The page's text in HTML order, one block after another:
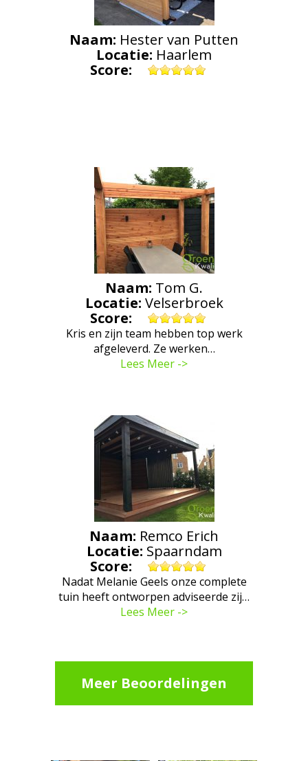
Naam: Hester van Putten
Locatie: Haarlem
Score:
Naam: Tom G.
Locatie: Velserbroek
Score:
Kris en zijn team hebben top werk
afgeleverd. Ze werken…
Lees Meer ->
Naam: Remco Erich
Locatie: Spaarndam
Score:
Nadat Melanie Geels onze complete
tuin heeft ontworpen adviseerde zij…
Lees Meer ->
Meer Beoordelingen